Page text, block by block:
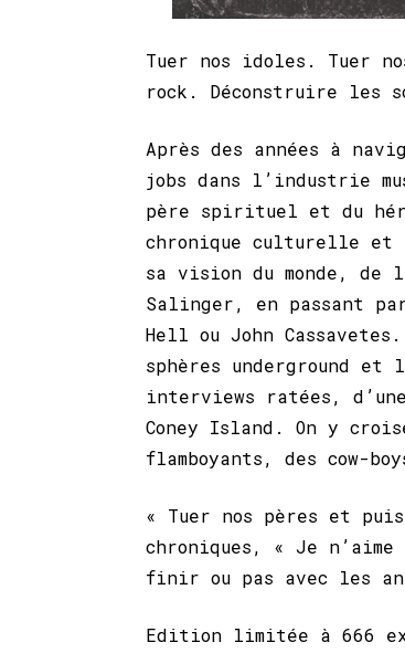
Tuer nos idoles. Tuer
rock. Déconstruire les
Après des années à
jobs dans l’industrie
père spirituel et du
chronique culturelle et
sa vision du monde,
Salinger, en passant
Hell ou John
sphères underground et
interviews ratées,
Coney Island. On y
flamboyants, des cow-
« Tuer nos pères et
chroniques, « Je
finir ou pas avec les
Edition limitée à 666